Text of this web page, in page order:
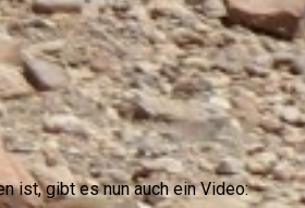
ist, gibt es nun auch ein Video: